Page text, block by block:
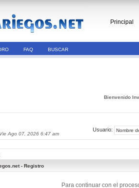
Principal
FAQ BUSCAR
Bienvenido
Ago 07, 2026 6:47 am
Usuario:
- Registro
Para continuar con el